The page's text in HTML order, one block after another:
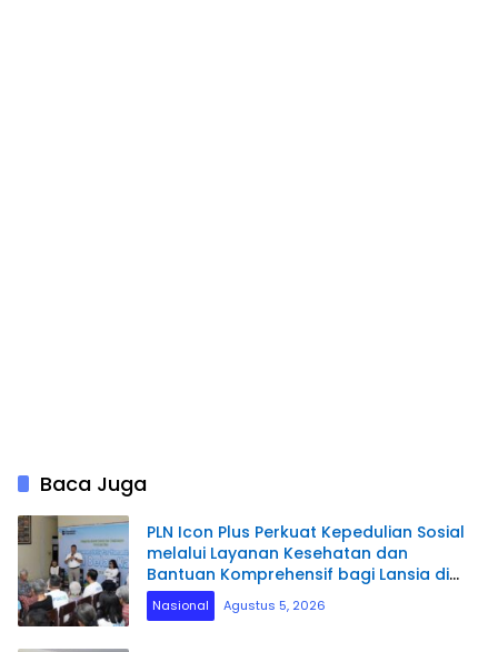
Baca Juga
PLN Icon Plus Perkuat Kepedulian Sosial
melalui Layanan Kesehatan dan
Bantuan Komprehensif bagi Lansia di
Malang
Nasional Agustus 5, 2026